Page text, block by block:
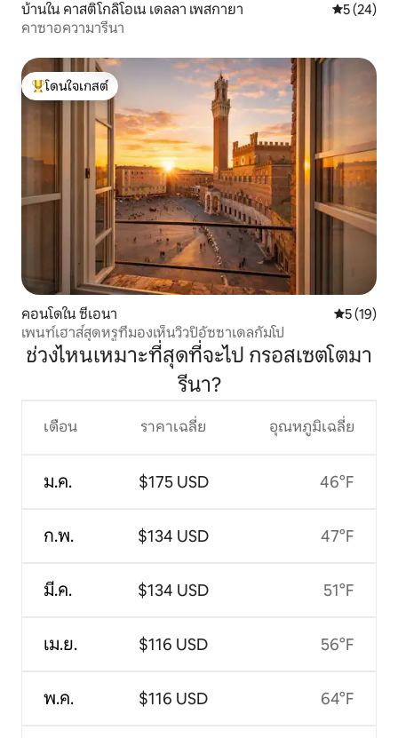
บ้านใน คาสติโกลิโอเน เดลลา เพสกายา คะแนนเฉลี่
5 (24)
คาซาอความารีนา
โดนใจเกสต์ที่สุด
โดนใจเกสต์
คอนโดใน ซีเอนา คะแนนเฉลี่
5 (19)
เพนท์เฮาส์สุดหรูที่มองเห็นวิวปิอัซซาเดลกัมโป
ช่วงไหนเหมาะที่สุดที่จะไป กรอสเซตโตมา
รีนา?
เดือน
ม.ค.
ก.พ.
มี.ค.
เม.ย.
พ.ค.
ราคาเฉลี่ย
$175 USD
$134 USD
$134 USD
$116 USD
$116 USD
อุณหภูมิเฉลี่ย
46°F
47°F
51°F
56°F
64°F